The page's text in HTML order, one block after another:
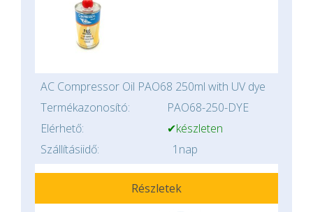
AC Compressor Oil PAO68 250ml with UV dye
Termékazonosító:
PAO68-250-DYE
Elérhető:
✔készleten
Szállításiidő:
1nap
Részletek